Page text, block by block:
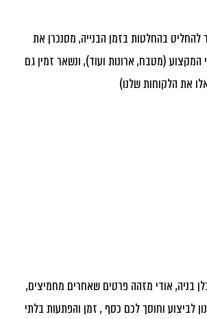
בהחלטות בזמן הבנייה, מסנכרן את
(מטבח, ארונות ועוד), ונשאר זמין גם
את הלקוחות שלנו)
בניה, אודי מזהה פרטים שאחרים מחמיצים,
לביצוע וחוסך לכם כסף , זמן והפתעות בלתי